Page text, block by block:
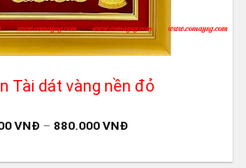
Tài dát vàng nền đỏ
VNĐ – 880.000VNĐ